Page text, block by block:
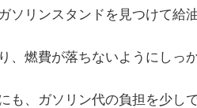
ソリンスタンドを見つけて給
、燃費が落ちないようにしっ
も、ガソリン代の負担を少し